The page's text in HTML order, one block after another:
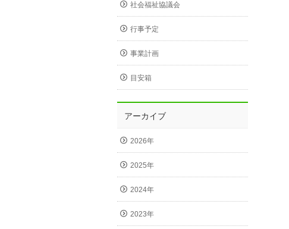
社会福祉協議会
行事予定
事業計画
目安箱
アーカイブ
2026年
2025年
2024年
2023年